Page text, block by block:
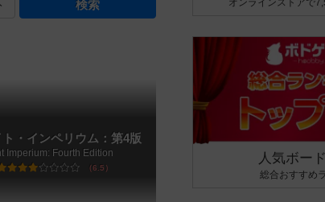
ト・インペリウム：第4版
Imperium: Fourth Edition
6.5
オンラインストアで
人気ボー
総合おすすめ